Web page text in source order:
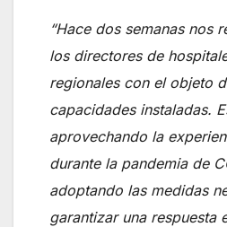
“Hace dos semanas nos
los directores de
regionales con el objeto
capacidades instaladas.
aprovechando la
durante la pandemia de
adoptando las medidas
garantizar una respuesta